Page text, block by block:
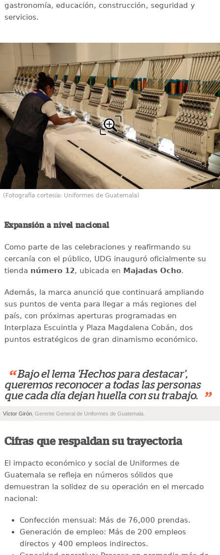
gastronomía, educación, construcción, seguridad y
servicios.
(Fotografía cortesía: Uniformes de Guatemala)
Expansión a nivel nacional
Como parte de las celebraciones y reafirmando su
cercanía con el público, UDG inauguró oficialmente su
tienda número 12, ubicada en Majadas Ocho.
Además, la marca anunció que continuará ampliando
sus puntos de venta para llegar a más regiones del
país, con próximas aperturas programadas en
Interplaza Escuintla y Plaza Magdalena Cobán, dos
puntos estratégicos de gran dinamismo económico.
“ Bajo el lema 'Hechos para destacar',
queremos reconocer a todas las personas
que cada día dejan huella con su trabajo.
”
Víctor Girón , Gerente General de Uniformes de Guatemala.
Cifras que respaldan su trayectoria
El impacto económico y social de Uniformes de
Guatemala se refleja en números sólidos que
demuestran la solidez de su operación en el mercado
nacional:
Confección mensual: Más de 76,000 prendas.
Generación de empleo: Más de 200 empleos
directos y 400 empleos indirectos.